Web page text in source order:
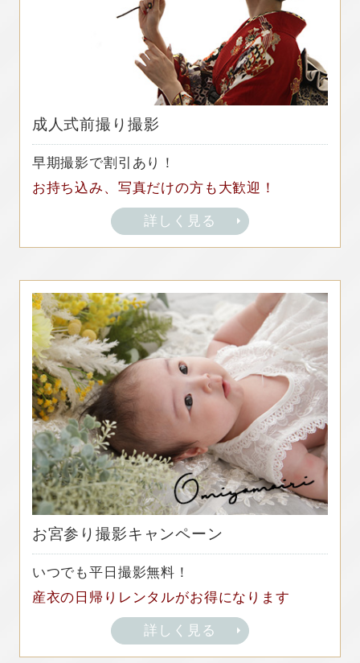
成人式前撮り撮影
早期撮影で割引あり！
お持ち込み、写真だけの方も大歓迎！
詳しく見る
お宮参り撮影キャンペーン
いつでも平日撮影無料！
産衣の日帰りレンタルがお得になります
詳しく見る